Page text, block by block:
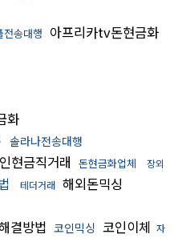
전송대행 아프리카tv돈현금화
화
솔라나전송대행
현금직거래 돈현금화업체
장외
테더거래 해외돈믹싱
결방법 코인믹싱 코인이체 자